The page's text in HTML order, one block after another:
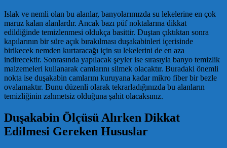
Islak ve nemli olan bu alanlar, banyolarımızda su lekelerine en çok
maruz kalan alanlardır. Ancak bazı püf noktalarına dikkat
edildiğinde temizlenmesi oldukça basittir. Duştan çıktıktan sonra
kapılarının bir süre açık bırakılması duşakabinleri içerisinde
birikecek nemden kurtaracağı için su lekelerini de en aza
indirecektir. Sonrasında yapılacak şeyler ise sırasıyla banyo temizlik
malzemeleri kullanarak camlarını silmek olacaktır. Buradaki önemli
nokta ise duşakabin camlarını kuruyana kadar mikro fiber bir bezle
ovalamaktır. Bunu düzenli olarak tekrarladığınızda bu alanların
temizliğinin zahmetsiz olduğuna şahit olacaksınız.
Duşakabin Ölçüsü Alırken Dikkat
Edilmesi Gereken Hususlar